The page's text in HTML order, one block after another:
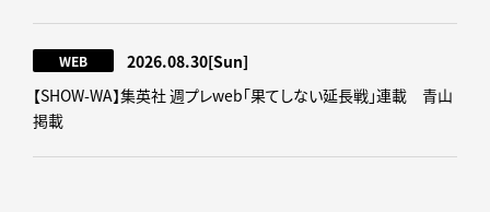
WEB 2026.08.30[Sun]
【SHOW-WA】集英社 週プレweb｢果てしない延長戦｣連載 青山
掲載